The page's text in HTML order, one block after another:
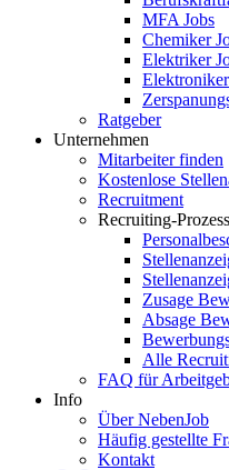
MFA Jobs
Chemiker
Elektriker
Ratgeber
Unternehmen
Mitarbeiter finden
Kostenlose
Recruitment
Recruiting-
Zusage
Absage
Alle
FAQ für
Info
Über NebenJob
Häufig gestellte
Kontakt